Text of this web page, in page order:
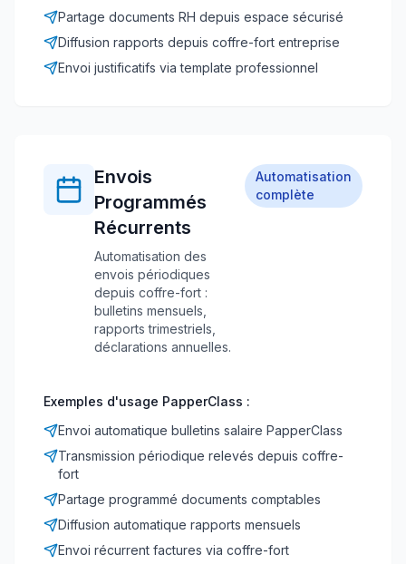
Partage documents RH depuis espace sécurisé
Diffusion rapports depuis coffre-fort entreprise
Envoi justificatifs via template professionnel
Envois
Programmés
Récurrents
Automatisation des
envois périodiques
depuis coffre-fort :
bulletins mensuels,
rapports trimestriels,
déclarations annuelles.
Automatisation
complète
Exemples d'usage PapperClass :
Envoi automatique bulletins salaire PapperClass
Transmission périodique relevés depuis coffre-
fort
Partage programmé documents comptables
Diffusion automatique rapports mensuels
Envoi récurrent factures via coffre-fort